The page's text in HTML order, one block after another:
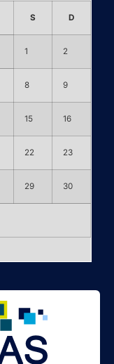
S D
1 2
8 9
15 16
22 23
29 30